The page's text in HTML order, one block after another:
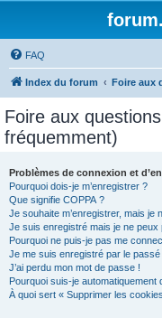
FAQ
Index du forum Foire aux
Foire aux
fréquemment)
Problèmes de connexion et
Pourquoi dois-je m’enregistrer ?
Que signifie COPPA ?
Je souhaite m’enregistrer, mais je
Je suis enregistré mais je ne peux
Pourquoi ne puis-je pas me
Je me suis enregistré par le
J’ai perdu mon mot de passe !
Pourquoi suis-je automatiquement
À quoi sert « Supprimer les